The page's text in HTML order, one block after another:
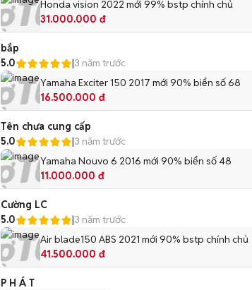
Honda vision 2022 mới 99% bstp chính chủ
31.000.000 đ
bắp
5.0
|3 năm trước
Yamaha Exciter 150 2017 mới 90% biển số 68
16.500.000 đ
Tên chưa cung cấp
5.0
|3 năm trước
Yamaha Nouvo 6 2016 mới 90% biển số 48
11.000.000 đ
Cường LC
5.0
|3 năm trước
Air blade150 ABS 2021 mới 90% bstp chính chủ
41.500.000 đ
P H Á T